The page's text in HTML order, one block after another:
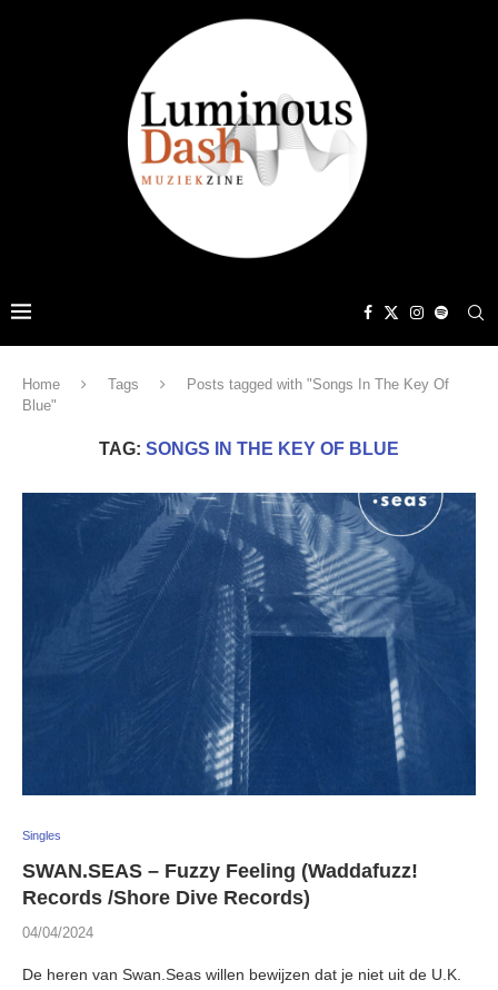
Home Tags
Posts tagged with "Songs In The Key Of
Blue"
TAG: SONGS IN THE KEY OF BLUE
Singles
SWAN.SEAS – Fuzzy Feeling (Waddafuzz!
Records /Shore Dive Records)
04/04/2024
De heren van Swan.Seas willen bewijzen dat je niet uit de U.K.